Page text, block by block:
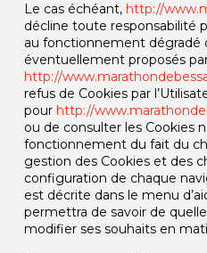
Le cas échéant, http://
décline toute responsabilité
au fonctionnement dégradé
éventuellement proposés
http://
refus de Cookies par
pour http://
ou de consulter les Cookies
fonctionnement du fait du
gestion des Cookies et des
configuration de chaque
est décrite dans le menu
permettra de savoir de
modifier ses souhaits en